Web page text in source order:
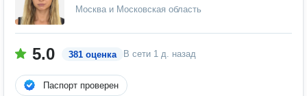
Москва и Московская область
5.0 381 оценка В сети 1 д. назад
Паспорт проверен